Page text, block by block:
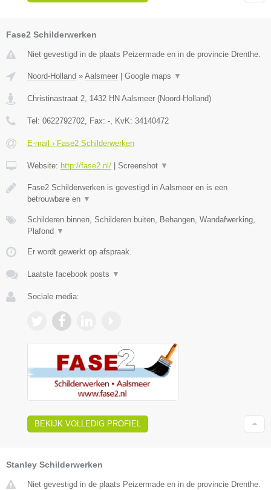
Fase2 Schilderwerken
Niet gevestigd in de plaats Peizermade en in de provincie Drenthe.
Noord-Holland » Aalsmeer Google maps ▼
Christinastraat 2 1432 HN Aalsmeer (Noord-Holland)
Tel: 0622792702 , Fax: - , KvK: 34140472
E-mail › Fase2 Schilderwerken
Website: http://fase2.nl/ Screenshot ▼
Fase2 Schilderwerken is gevestigd in Aalsmeer en is een
betrouwbare en ▼
Schilderen binnen, Schilderen buiten, Behangen, Wandafwerking,
Plafond ▼
Er wordt gewerkt op afspraak.
Laatste facebook posts ▼
Sociale media:
BEKIJK VOLLEDIG PROFIEL
Stanley Schilderwerken
Niet gevestigd in de plaats Peizermade en in de provincie Drenthe.